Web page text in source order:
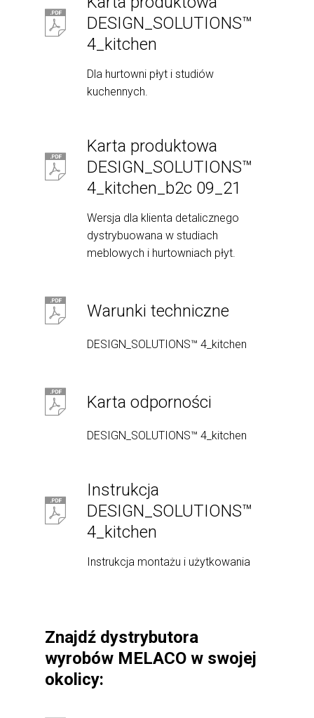
DESIGN_SOLUTIONS™
4_kitchen
Dla hurtowni płyt i studiów
kuchennych.
Karta produktowa
DESIGN_SOLUTIONS™
4_kitchen_b2c 09_21
Wersja dla klienta detalicznego
dystrybuowana w studiach
meblowych i hurtowniach płyt.
Warunki techniczne
DESIGN_SOLUTIONS™ 4_kitchen
Karta odporności
DESIGN_SOLUTIONS™ 4_kitchen
Instrukcja
DESIGN_SOLUTIONS™
4_kitchen
Instrukcja montażu i użytkowania
Znajdź dystrybutora
wyrobów MELACO w swojej
okolicy: